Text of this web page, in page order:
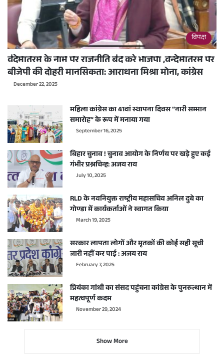
विपक्ष
वंदेमातरम के नाम पर राजनीति बंद करे भाजपा ,वन्देमातरम पर
बीजेपी की दोहरी मानसिकता: आराधना मिश्रा मोना, कांग्रेस
December 22, 2025
महिला कांग्रेस का 41वां स्थापना दिवस “नारी सम्मान
समारोह” के रूप में मनाया गया
September 16, 2025
बिहार चुनाव ! चुनाव आयोग के निर्णय पर खड़े हुए कई
गंभीर प्रश्नचिन्ह: अजय राय
July 10, 2025
RLD के नवनियुक्त राष्ट्रीय महासचिव अनिल दुबे का
गोण्डा में कार्यकर्ताओं ने स्वागत किया
March 19, 2025
सरकार लापता लोगों और मृतकों की कोई सही सूची
जारी नहीं कर पाई : अजय राय
February 7, 2025
प्रियंका गांधी का संसद पहुंचना कांग्रेस के पुनरुत्थान में
महत्वपूर्ण कदम
November 29, 2024
Show More